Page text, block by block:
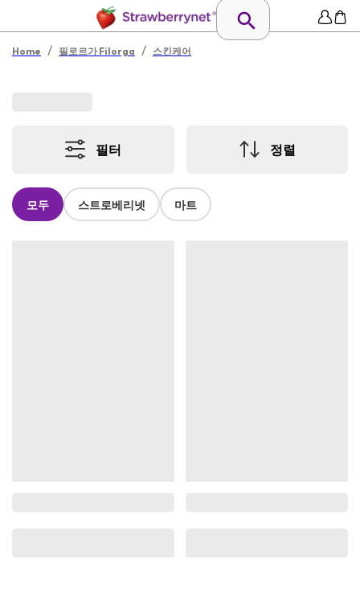
Home / 필로르가 Filorga / 스킨케어
필터 정렬
모두 스트로베리넷 마트